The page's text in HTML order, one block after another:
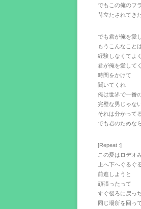
でもこの俺のフ
苛立たされてき
でも君が俺を愛
もうこんなこと
経験しなくてよ
君が俺を愛して
時間をかけて
聞いてくれ
俺は世界で一番
完璧な男じゃな
それは分かって
でも君のためな
[Repeat :]
この愛はロデオ
上へ下へぐるぐ
前進しようと
頑張ったって
すぐ後ろに戻っ
同じ場所を回っ